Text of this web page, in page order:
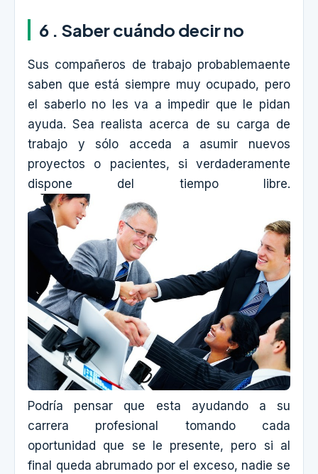
6 . Saber cuándo decir no
Sus compañeros de trabajo probablemaente
saben que está siempre muy ocupado, pero
el saberlo no les va a impedir que le pidan
ayuda. Sea realista acerca de su carga de
trabajo y sólo acceda a asumir nuevos
proyectos o pacientes, si verdaderamente
dispone del tiempo libre.
Podría pensar que esta ayudando a su
carrera profesional tomando cada
oportunidad que se le presente, pero si al
final queda abrumado por el exceso, nadie se